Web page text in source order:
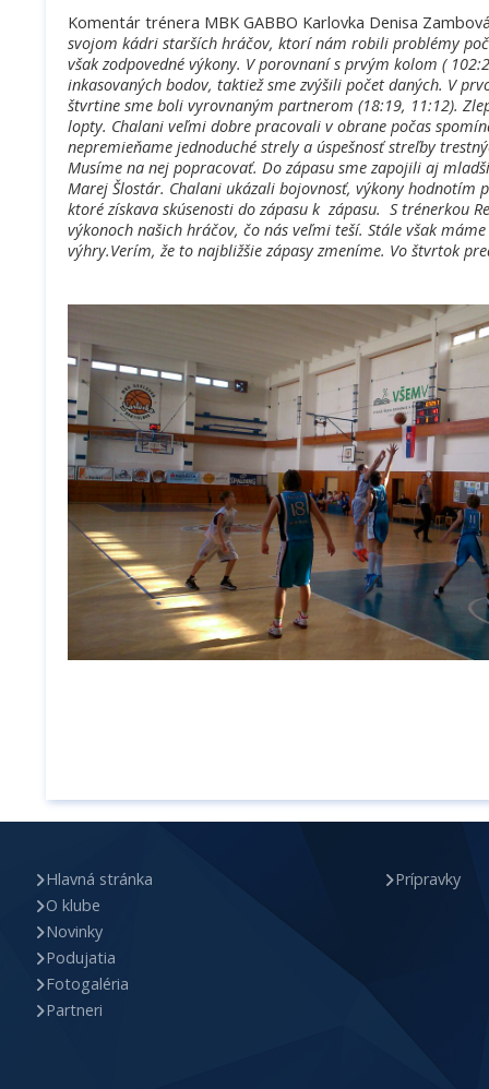
Komentár trénera MBK GABBO Karlovka Denisa
svojom kádri starších hráčov, ktorí nám robili problémy
však zodpovedné výkony. V porovnaní s prvým kolom (
inkasovaných bodov, taktiež sme zvýšili počet daných. V
štvrtine sme boli vyrovnaným partnerom (18:19, 11:12).
lopty. Chalani veľmi dobre pracovali v obrane počas
nepremieňame jednoduché strely a úspešnosť streľby
Musíme na nej popracovať. Do zápasu sme zapojili aj
Marej Šlostár. Chalani ukázali bojovnosť, výkony hodnotím
ktoré získava skúsenosti do zápasu k zápasu. S trénerkou
výkonoch našich hráčov, čo nás veľmi teší. Stále však
výhry.Verím, že to najbližšie zápasy zmeníme. Vo štvrtok
Hlavná stránka
O klube
Novinky
Podujatia
Fotogaléria
Partneri
Prípravky